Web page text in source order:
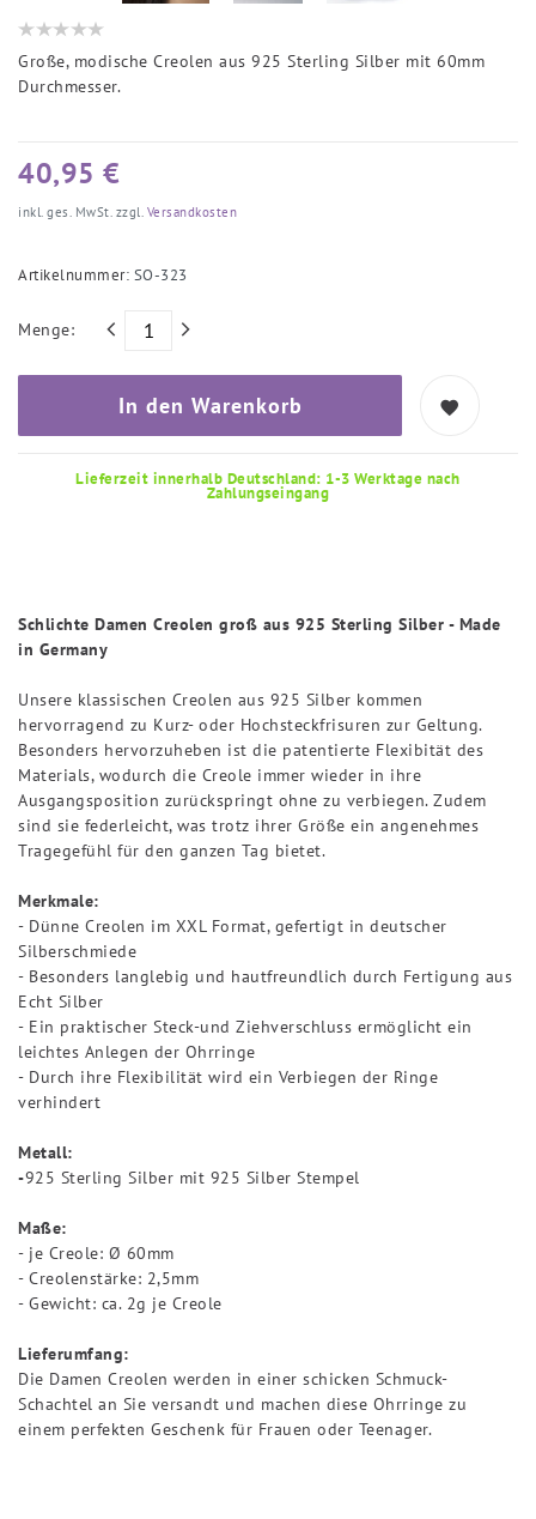
Große, modische Creolen aus 925 Sterling Silber mit 60mm
Durchmesser.
40,95 €
inkl. ges. MwSt. zzgl. Versandkosten
Artikelnummer: SO-323
Menge:
In den Warenkorb
Lieferzeit innerhalb Deutschland: 1-3 Werktage nach
Zahlungseingang
Schlichte Damen Creolen groß aus 925 Sterling Silber - Made
in Germany
Unsere klassischen Creolen aus 925 Silber kommen
hervorragend zu Kurz- oder Hochsteckfrisuren zur Geltung.
Besonders hervorzuheben ist die patentierte Flexibität des
Materials, wodurch die Creole immer wieder in ihre
Ausgangsposition zurückspringt ohne zu verbiegen. Zudem
sind sie federleicht, was trotz ihrer Größe ein angenehmes
Tragegefühl für den ganzen Tag bietet.
Merkmale:
- Dünne Creolen im XXL Format, gefertigt in deutscher
Silberschmiede
- Besonders langlebig und hautfreundlich durch Fertigung aus
Echt Silber
- Ein praktischer Steck-und Ziehverschluss ermöglicht ein
leichtes Anlegen der Ohrringe
- Durch ihre Flexibilität wird ein Verbiegen der Ringe
verhindert
Metall:
-925 Sterling Silber mit 925 Silber Stempel
Maße:
- je Creole: Ø 60mm
- Creolenstärke: 2,5mm
- Gewicht: ca. 2g je Creole
Lieferumfang:
Die Damen Creolen werden in einer schicken Schmuck-
Schachtel an Sie versandt und machen diese Ohrringe zu
einem perfekten Geschenk für Frauen oder Teenager.